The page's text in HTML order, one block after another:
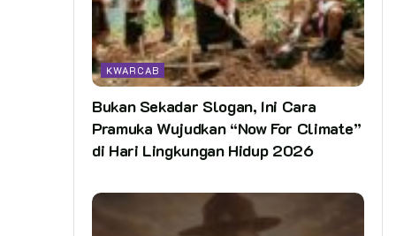
KWARCAB
Bukan Sekadar Slogan, Ini Cara
Pramuka Wujudkan “Now For Climate”
di Hari Lingkungan Hidup 2026